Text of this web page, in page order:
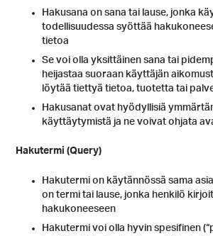
Hakusana on sana tai lause, jonka
todellisuudessa syöttää
tietoa
Se voi olla yksittäinen sana tai
heijastaa suoraan käyttäjän
löytää tiettyä tietoa, tuotetta tai
Hakusanat ovat hyödyllisiä
käyttäytymistä ja ne voivat ohjata
Hakutermi (Query)
Hakutermi on käytännössä sama
on termi tai lause, jonka henkilö
hakukoneeseen
Hakutermi voi olla hyvin spesifinen